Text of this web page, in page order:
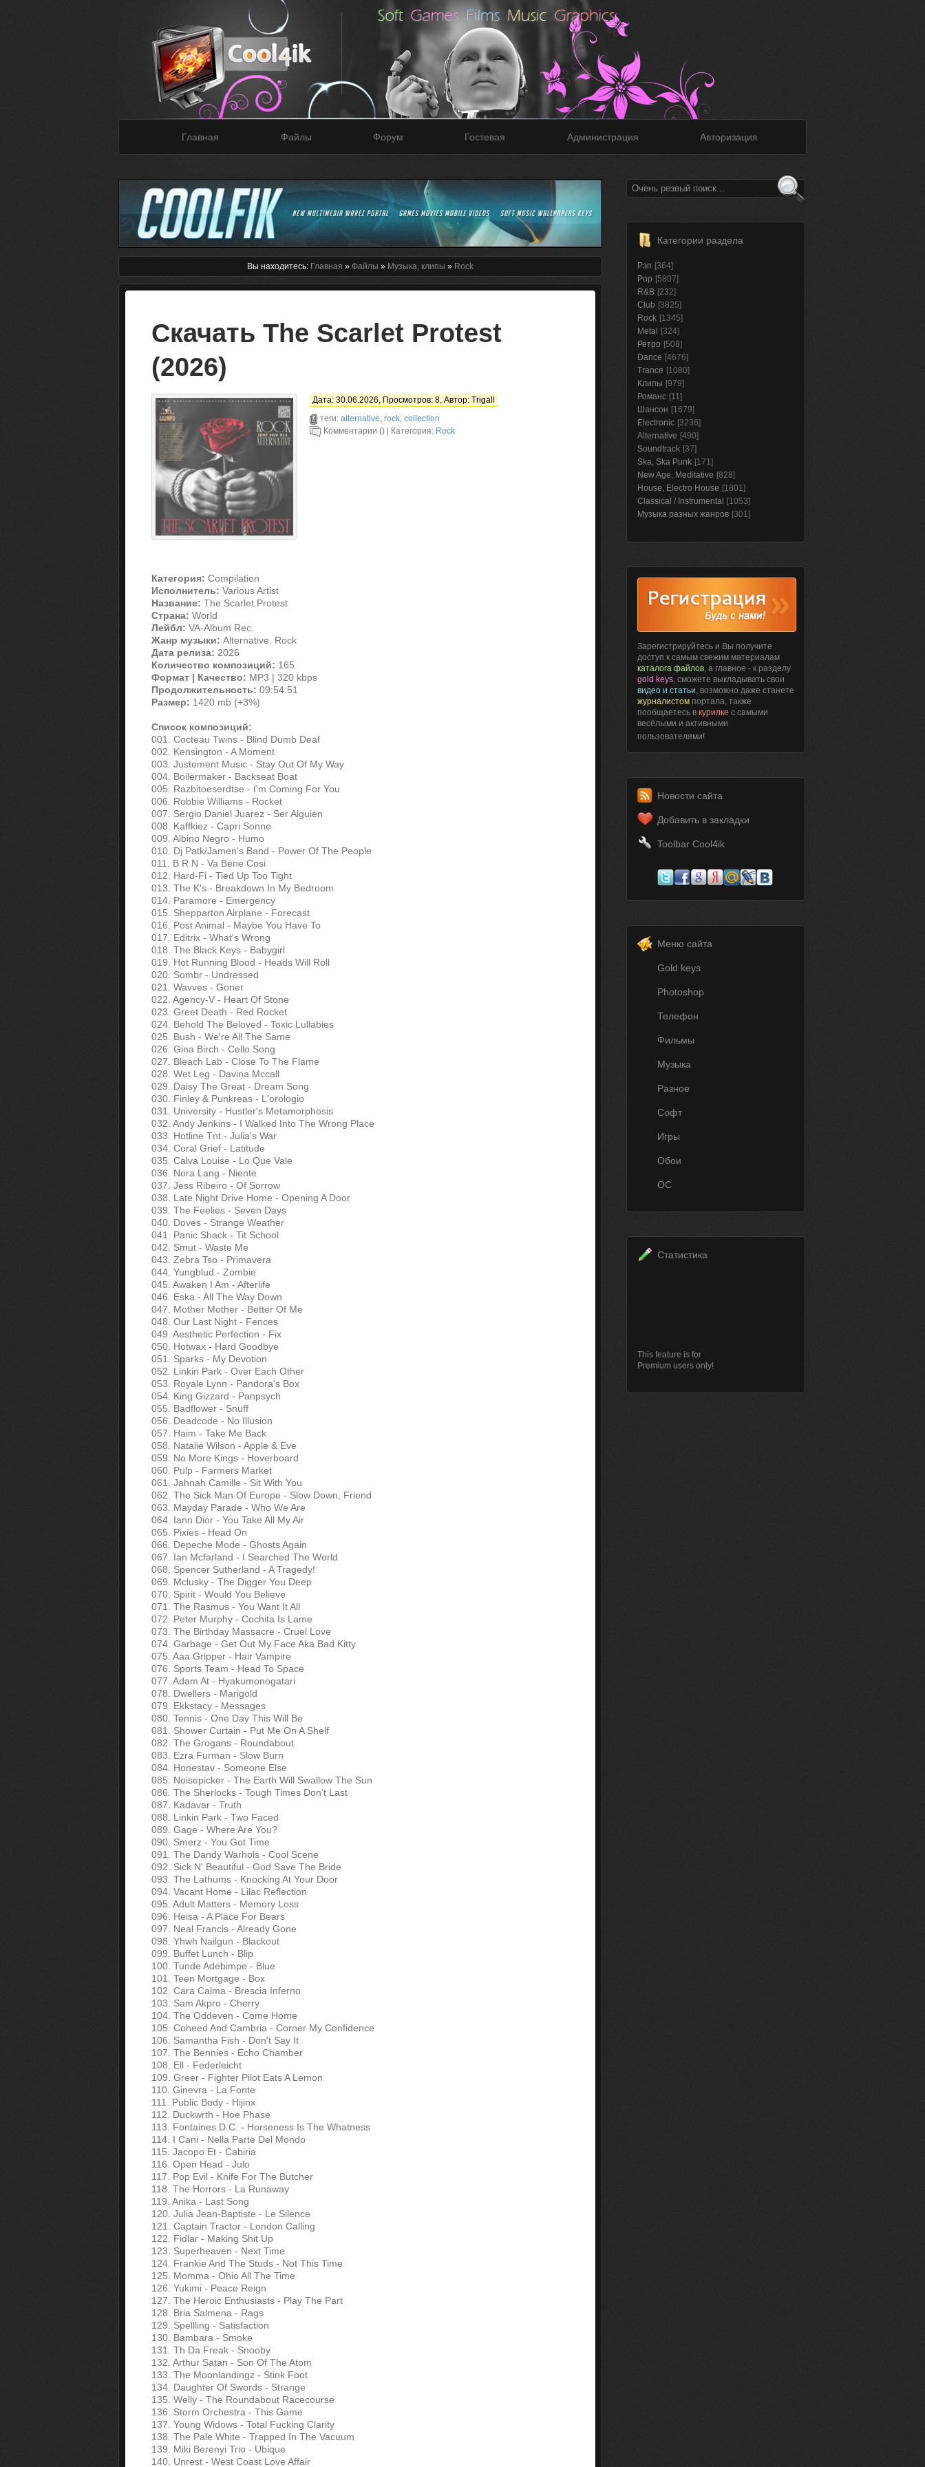
Главная Файлы Форум Гостевая Администрация Авторизация
Вы находитесь: Главная » Файлы » Музыка, клипы » Rock
Скачать The Scarlet Protest
(2026)
Дата: 30.06.2026, Просмотров: 8, Автор: Trigall
теги: alternative, rock, collection
Комментарии () | Категория: Rock
Категория: Compilation
Исполнитель: Various Artist
Название: The Scarlet Protest
Страна: World
Лейбл: VA-Album Rec.
Жанр музыки: Alternative, Rock
Дата релиза: 2026
Количество композиций: 165
Формат | Качество: MP3 | 320 kbps
Продолжительность: 09:54:51
Размер: 1420 mb (+3%)
Список композиций:
001. Cocteau Twins - Blind Dumb Deaf
002. Kensington - A Moment
003. Justement Music - Stay Out Of My Way
004. Boilermaker - Backseat Boat
005. Razbitoeserdtse - I'm Coming For You
006. Robbie Williams - Rocket
007. Sergio Daniel Juarez - Ser Alguien
008. Kaffkiez - Capri Sonne
009. Albino Negro - Humo
010. Dj Patk/Jamen's Band - Power Of The People
011. B R N - Va Bene Cosi
012. Hard-Fi - Tied Up Too Tight
013. The K's - Breakdown In My Bedroom
014. Paramore - Emergency
015. Shepparton Airplane - Forecast
016. Post Animal - Maybe You Have To
017. Editrix - What's Wrong
018. The Black Keys - Babygirl
019. Hot Running Blood - Heads Will Roll
020. Sombr - Undressed
021. Wavves - Goner
022. Agency-V - Heart Of Stone
023. Greet Death - Red Rocket
024. Behold The Beloved - Toxic Lullabies
025. Bush - We're All The Same
026. Gina Birch - Cello Song
027. Bleach Lab - Close To The Flame
028. Wet Leg - Davina Mccall
029. Daisy The Great - Dream Song
030. Finley & Punkreas - L'orologio
031. University - Hustler's Metamorphosis
032. Andy Jenkins - I Walked Into The Wrong Place
033. Hotline Tnt - Julia's War
034. Coral Grief - Latitude
035. Calva Louise - Lo Que Vale
036. Nora Lang - Niente
037. Jess Ribeiro - Of Sorrow
038. Late Night Drive Home - Opening A Door
039. The Feelies - Seven Days
040. Doves - Strange Weather
041. Panic Shack - Tit School
042. Smut - Waste Me
043. Zebra Tso - Primavera
044. Yungblud - Zombie
045. Awaken I Am - Afterlife
046. Eska - All The Way Down
047. Mother Mother - Better Of Me
048. Our Last Night - Fences
049. Aesthetic Perfection - Fix
050. Hotwax - Hard Goodbye
051. Sparks - My Devotion
052. Linkin Park - Over Each Other
053. Royale Lynn - Pandora's Box
054. King Gizzard - Panpsych
055. Badflower - Snuff
056. Deadcode - No Illusion
057. Haim - Take Me Back
058. Natalie Wilson - Apple & Eve
059. No More Kings - Hoverboard
060. Pulp - Farmers Market
061. Jahnah Camille - Sit With You
062. The Sick Man Of Europe - Slow Down, Friend
063. Mayday Parade - Who We Are
064. Iann Dior - You Take All My Air
065. Pixies - Head On
066. Depeche Mode - Ghosts Again
067. Ian Mcfarland - I Searched The World
068. Spencer Sutherland - A Tragedy!
069. Mclusky - The Digger You Deep
070. Spirit - Would You Believe
071. The Rasmus - You Want It All
072. Peter Murphy - Cochita Is Lame
073. The Birthday Massacre - Cruel Love
074. Garbage - Get Out My Face Aka Bad Kitty
075. Aaa Gripper - Hair Vampire
076. Sports Team - Head To Space
077. Adam At - Hyakumonogatari
078. Dwellers - Marigold
079. Ekkstacy - Messages
080. Tennis - One Day This Will Be
081. Shower Curtain - Put Me On A Shelf
082. The Grogans - Roundabout
083. Ezra Furman - Slow Burn
084. Honestav - Someone Else
085. Noisepicker - The Earth Will Swallow The Sun
086. The Sherlocks - Tough Times Don’t Last
087. Kadavar - Truth
088. Linkin Park - Two Faced
089. Gage - Where Are You?
090. Smerz - You Got Time
091. The Dandy Warhols - Cool Scene
092. Sick N' Beautiful - God Save The Bride
093. The Lathums - Knocking At Your Door
094. Vacant Home - Lilac Reflection
095. Adult Matters - Memory Loss
096. Heisa - A Place For Bears
097. Neal Francis - Already Gone
098. Yhwh Nailgun - Blackout
099. Buffet Lunch - Blip
100. Tunde Adebimpe - Blue
101. Teen Mortgage - Box
102. Cara Calma - Brescia Inferno
103. Sam Akpro - Cherry
104. The Oddeven - Come Home
105. Coheed And Cambria - Corner My Confidence
106. Samantha Fish - Don't Say It
107. The Bennies - Echo Chamber
108. Ell - Federleicht
109. Greer - Fighter Pilot Eats A Lemon
110. Ginevra - La Fonte
111. Public Body - Hijinx
112. Duckwrth - Hoe Phase
113. Fontaines D.C. - Horseness Is The Whatness
114. I Cani - Nella Parte Del Mondo
115. Jacopo Et - Cabiria
116. Open Head - Julo
117. Pop Evil - Knife For The Butcher
118. The Horrors - La Runaway
119. Anika - Last Song
120. Julia Jean-Baptiste - Le Silence
121. Captain Tractor - London Calling
122. Fidlar - Making Shit Up
123. Superheaven - Next Time
124. Frankie And The Studs - Not This Time
125. Momma - Ohio All The Time
126. Yukimi - Peace Reign
127. The Heroic Enthusiasts - Play The Part
128. Bria Salmena - Rags
129. Spellling - Satisfaction
130. Bambara - Smoke
131. Th Da Freak - Snooby
132. Arthur Satan - Son Of The Atom
133. The Moonlandingz - Stink Foot
134. Daughter Of Swords - Strange
135. Welly - The Roundabout Racecourse
136. Storm Orchestra - This Game
137. Young Widows - Total Fucking Clarity
138. The Pale White - Trapped In The Vacuum
139. Miki Berenyi Trio - Ubique
140. Unrest - West Coast Love Affair
Категории раздела
Рэп [364]
Pop [5807]
R&B [232]
Club [3825]
Rock [1345]
Metal
[324]
Ретро [508]
Dance [4676]
Trance [1080]
Клипы [979]
Романс [11]
Шансон [1679]
Electronic [3236]
Alternative [490]
Soundtrack [37]
Ska, Ska Punk [171]
New Age, Meditative [828]
House, Electro House [1801]
Classical / Instrumental
[1053]
Музыка разных жанров [301]
Зарегистрируйтесь и Вы получите
доступ к самым свежим материалам
каталога файлов, а главное - к разделу
gold keys, сможете выкладывать свои
видео и статьи, возможно даже станете
журналистом портала, также
пообщаетесь в курилке с самыми
весёлыми и активными
пользователями!
Новости сайта
Добавить в закладки
Toolbar Cool4ik
Меню сайта
Gold keys
Photoshop
Телефон
Фильмы
Музыка
Разное
Софт
Игры
Обои
ОС
Статистика
This feature is for
Premium users only!